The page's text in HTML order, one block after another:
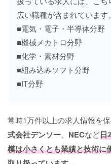
広い職種が含まれています。
■電気・電子・半導体分野
■機械メカトロ分野
■化学・素材分野
■組み込みソフト分野
■IT分野
常時1万件以上の求人情報を保
式会社デンソー
NECなど日
模は小さくとも業績と技術に